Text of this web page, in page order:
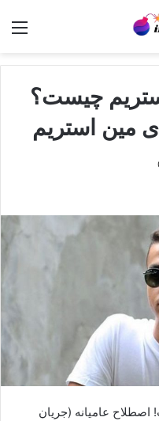
چیست؟
مین استریم
عامیانه (جریان